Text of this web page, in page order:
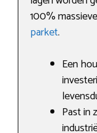
100%
parket.
Een
Past in